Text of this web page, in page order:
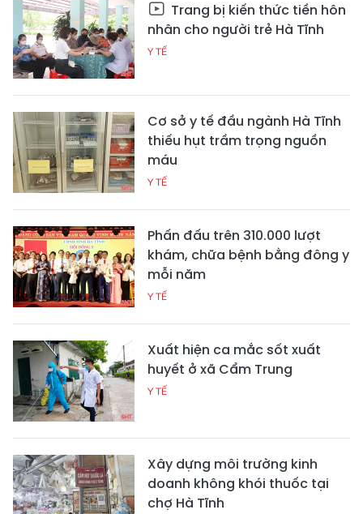
Trang bị kiến thức tiền hôn
nhân cho người trẻ Hà Tĩnh
Y TẾ
Cơ sở y tế đầu ngành Hà Tĩnh
thiếu hụt trầm trọng nguồn
máu
Y TẾ
Phấn đấu trên 310.000 lượt
khám, chữa bệnh bằng đông y
mỗi năm
Y TẾ
Xuất hiện ca mắc sốt xuất
huyết ở xã Cẩm Trung
Y TẾ
Xây dựng môi trường kinh
doanh không khói thuốc tại
chợ Hà Tĩnh